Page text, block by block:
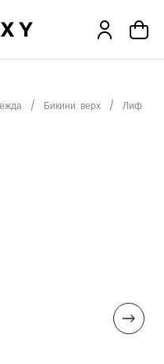
Бикини: верх
Лиф